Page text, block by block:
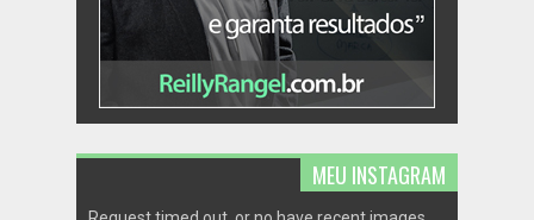
MEU INSTAGRAM